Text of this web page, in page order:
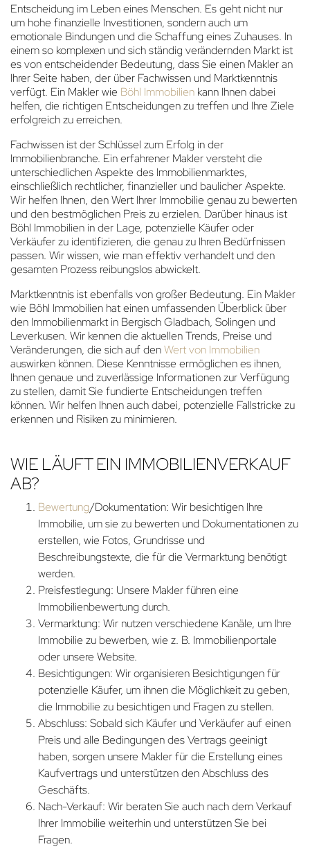
Entscheidung im Leben eines Menschen. Es geht nicht nur
um hohe finanzielle Investitionen, sondern auch um
emotionale Bindungen und die Schaffung eines Zuhauses. In
einem so komplexen und sich ständig verändernden Markt ist
es von entscheidender Bedeutung, dass Sie einen Makler an
Ihrer Seite haben, der über Fachwissen und Marktkenntnis
verfügt. Ein Makler wie Böhl Immobilien kann Ihnen dabei
helfen, die richtigen Entscheidungen zu treffen und Ihre Ziele
erfolgreich zu erreichen.
Fachwissen ist der Schlüssel zum Erfolg in der
Immobilienbranche. Ein erfahrener Makler versteht die
unterschiedlichen Aspekte des Immobilienmarktes,
einschließlich rechtlicher, finanzieller und baulicher Aspekte.
Wir helfen Ihnen, den Wert Ihrer Immobilie genau zu bewerten
und den bestmöglichen Preis zu erzielen. Darüber hinaus ist
Böhl Immobilien in der Lage, potenzielle Käufer oder
Verkäufer zu identifizieren, die genau zu Ihren Bedürfnissen
passen. Wir wissen, wie man effektiv verhandelt und den
gesamten Prozess reibungslos abwickelt.
Marktkenntnis ist ebenfalls von großer Bedeutung. Ein Makler
wie Böhl Immobilien hat einen umfassenden Überblick über
den Immobilienmarkt in Bergisch Gladbach, Solingen und
Leverkusen. Wir kennen die aktuellen Trends, Preise und
Veränderungen, die sich auf denWert von Immobilien
auswirken können. Diese Kenntnisse ermöglichen es ihnen,
Ihnen genaue und zuverlässige Informationen zur Verfügung
zu stellen, damit Sie fundierte Entscheidungen treffen
können. Wir helfen Ihnen auch dabei, potenzielle Fallstricke zu
erkennen und Risiken zu minimieren.
WIE LÄUFT EIN IMMOBILIENVERKAUF
AB?
Bewertung/Dokumentation: Wir besichtigen Ihre
Immobilie, um sie zu bewerten und Dokumentationen zu
erstellen, wie Fotos, Grundrisse und
Beschreibungstexte, die für die Vermarktung benötigt
werden.
Preisfestlegung: Unsere Makler führen eine
Immobilienbewertung durch.
Vermarktung: Wir nutzen verschiedene Kanäle, um Ihre
Immobilie zu bewerben, wie z. B. Immobilienportale
oder unsere Website.
Besichtigungen: Wir organisieren Besichtigungen für
potenzielle Käufer, um ihnen die Möglichkeit zu geben,
die Immobilie zu besichtigen und Fragen zu stellen.
Abschluss: Sobald sich Käufer und Verkäufer auf einen
Preis und alle Bedingungen des Vertrags geeinigt
haben, sorgen unsere Makler für die Erstellung eines
Kaufvertrags und unterstützen den Abschluss des
Geschäfts.
Nach-Verkauf: Wir beraten Sie auch nach dem Verkauf
Ihrer Immobilie weiterhin und unterstützen Sie bei
Fragen.